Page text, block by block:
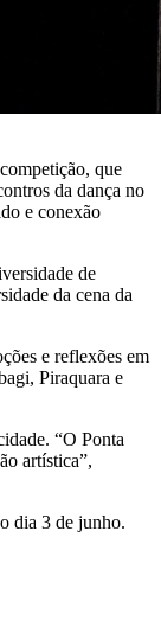
que
da dança no
e conexão
de
da cena da
e reflexões em
Piraquara e
“O Ponta
artística”,
dia 3 de junho.